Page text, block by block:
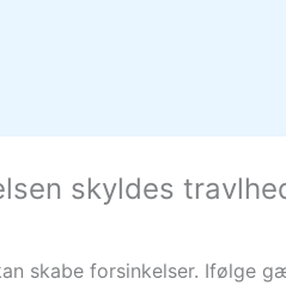
skyldes
skabe forsinkelser. Ifølge